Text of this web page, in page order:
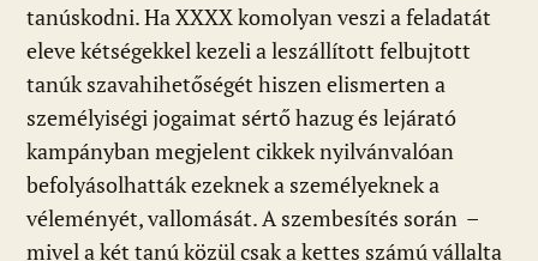
tanúskodni. Ha XXXX komolyan veszi a feladatát
eleve kétségekkel kezeli a leszállított felbujtott
tanúk szavahihetőségét hiszen elismerten a
személyiségi jogaimat sértő hazug és lejárató
kampányban megjelent cikkek nyilvánvalóan
befolyásolhatták ezeknek a személyeknek a
véleményét, vallomását. A szembesítés során –
mivel a két tanú közül csak a kettes számú vállalta